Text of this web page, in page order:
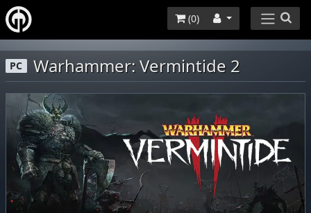
(0)
PC Warhammer: Vermintide 2